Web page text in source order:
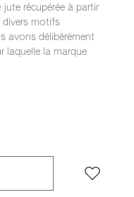
récupérée à partir
divers motifs
avons délibérément
laquelle la marque